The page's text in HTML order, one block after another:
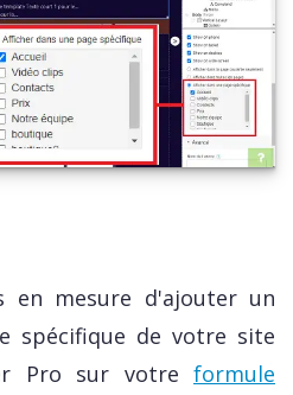
en mesure d'ajouter un
spécifique de votre site
Pro sur votre formule